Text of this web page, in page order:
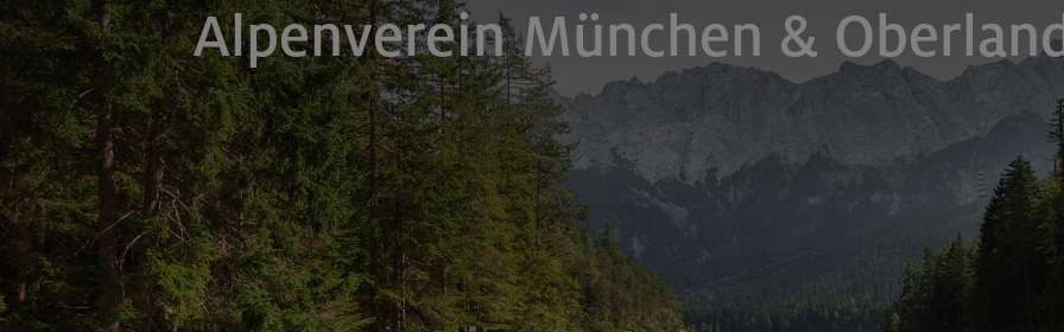
Alpenverein München &